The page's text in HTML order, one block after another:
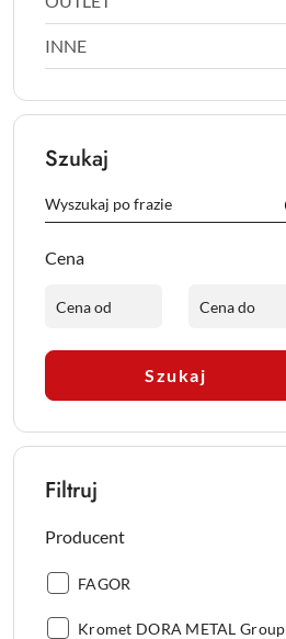
INNE
Szukaj
Cena
Szukaj
Filtruj
Producent
Producent:
FAGOR
Producent:
Kromet DORA METAL Group